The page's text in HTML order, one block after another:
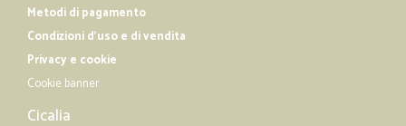
Metodi di pagamento
Condizioni d'uso e di vendita
Privacy e cookie
Cookie banner
Cicalia